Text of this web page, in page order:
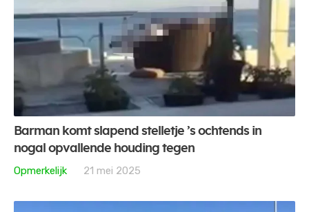
Barman komt slapend stelletje ’s ochtends in
nogal opvallende houding tegen
Opmerkelijk
21 mei 2025